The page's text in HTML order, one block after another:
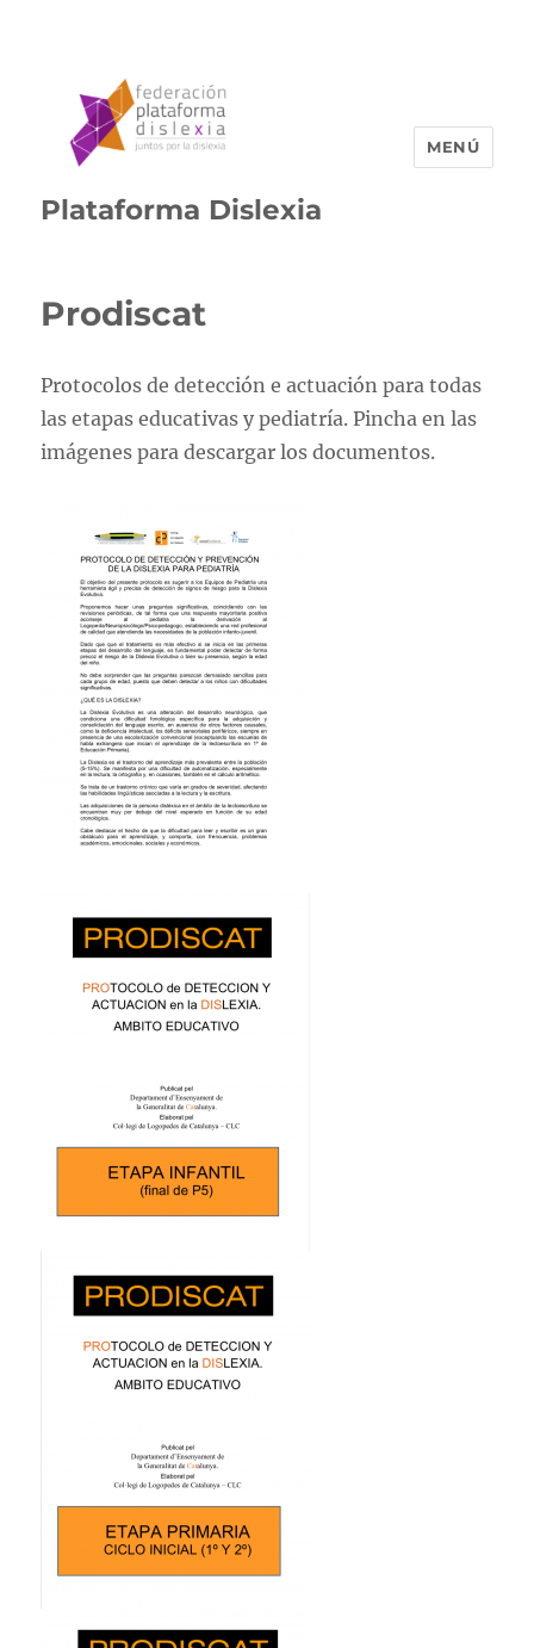
Plataforma Dislexia
MENÚ
Prodiscat
Protocolos de detección e actuación para todas
las etapas educativas y pediatría. Pincha en las
imágenes para descargar los documentos.